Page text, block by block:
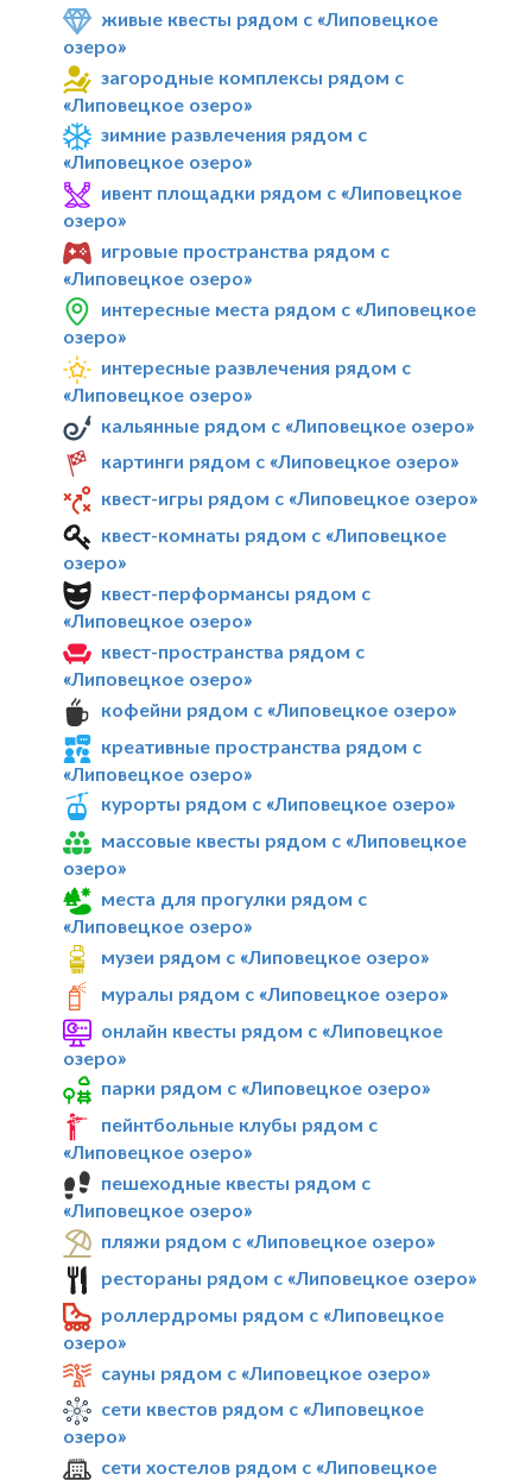
живые квесты рядом с «Липовецкое
озеро»
загородные комплексы рядом с
«Липовецкое озеро»
зимние развлечения рядом с
«Липовецкое озеро»
ивент площадки рядом с «Липовецкое
озеро»
игровые пространства рядом с
«Липовецкое озеро»
интересные места рядом с «Липовецкое
озеро»
интересные развлечения рядом с
«Липовецкое озеро»
кальянные рядом с «Липовецкое озеро»
картинги рядом с «Липовецкое озеро»
квест-игры рядом с «Липовецкое озеро»
квест-комнаты рядом с «Липовецкое
озеро»
квест-перформансы рядом с
«Липовецкое озеро»
квест-пространства рядом с
«Липовецкое озеро»
кофейни рядом с «Липовецкое озеро»
креативные пространства рядом с
«Липовецкое озеро»
курорты рядом с «Липовецкое озеро»
массовые квесты рядом с «Липовецкое
озеро»
места для прогулки рядом с
«Липовецкое озеро»
музеи рядом с «Липовецкое озеро»
муралы рядом с «Липовецкое озеро»
онлайн квесты рядом с «Липовецкое
озеро»
парки рядом с «Липовецкое озеро»
пейнтбольные клубы рядом с
«Липовецкое озеро»
пешеходные квесты рядом с
«Липовецкое озеро»
пляжи рядом с «Липовецкое озеро»
рестораны рядом с «Липовецкое озеро»
роллердромы рядом с «Липовецкое
озеро»
сауны рядом с «Липовецкое озеро»
сети квестов рядом с «Липовецкое
озеро»
сети хостелов рядом с «Липовецкое